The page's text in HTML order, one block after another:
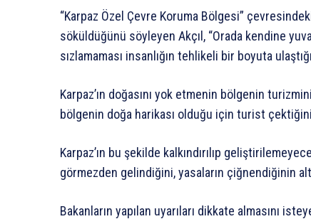
“Karpaz Özel Çevre Koruma Bölgesi”
söküldüğünü söyleyen Akçıl, “Orada kendine
sızlamaması insanlığın tehlikeli bir boyuta
Karpaz’ın doğasını yok etmenin bölgenin
bölgenin doğa harikası olduğu için turist
Karpaz’ın bu şekilde kalkındırılıp
görmezden gelindiğini, yasaların çiğnendiğinin
Bakanların yapılan uyarıları dikkate almasını